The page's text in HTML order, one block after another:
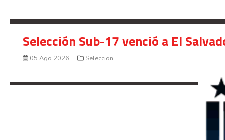
Selección Sub-17 venció a El
05 Ago 2026 Seleccion